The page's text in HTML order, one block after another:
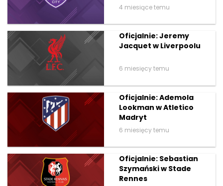
4 miesiące temu
Oficjalnie: Jeremy
Jacquet w Liverpoolu
6 miesięcy temu
Oficjalnie: Ademola
Lookman w Atletico
Madryt
6 miesięcy temu
Oficjalnie: Sebastian
Szymański w Stade
Rennes